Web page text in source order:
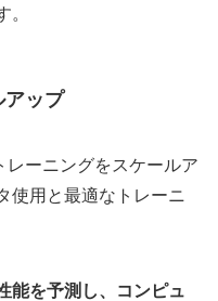
。
アップ
レーニングをスケールア
使用と最適なトレーニ
能を予測し、コンピュ